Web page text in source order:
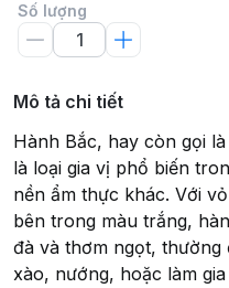
Số lượng
Mô tả chi tiết
Hành Bắc, hay còn gọi
là loại gia vị phổ biến
nền ẩm thực khác. Với
bên trong màu trắng,
đà và thơm ngọt,
xào, nướng, hoặc làm